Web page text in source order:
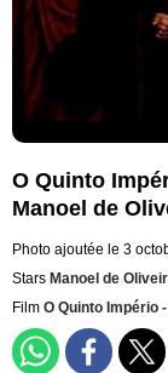
O Quinto
Manoel de
Photo ajoutée le 3
Stars Manoel de
Film O Quinto Império